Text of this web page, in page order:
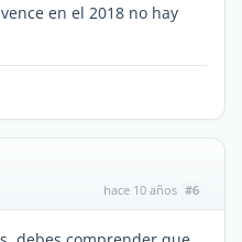
en el 2018 no hay
hace 10 años #6